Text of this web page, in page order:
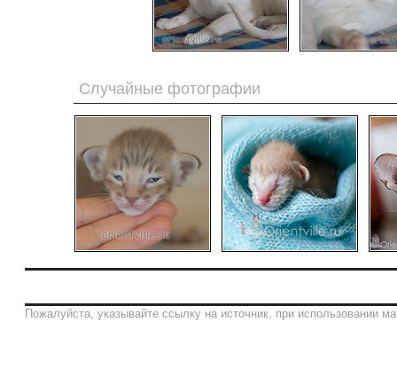
Случайные фотографии
Пожалуйста, указывайте ссылку на источник, при использовании